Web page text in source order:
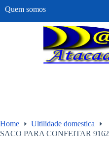
Quem somos
Home
Ultilidade domestica
SACO PARA CONFEITAR 9162